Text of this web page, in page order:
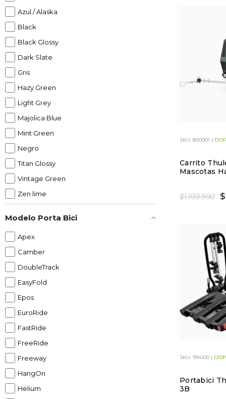
Specialized
Azul / Alaska
Black
Black Glossy
Dark Slate
Gris
Hazy Green
Light Grey
Majolica Blue
Mint Green
Negro
Titan Glossy
Vintage Green
Zen lime
Modelo Porta Bici
Apex
Camber
DoubleTrack
EasyFold
Epos
EuroRide
FastRide
FreeRide
Freeway
HangOn
Helium
SKU: 800001 |
Carrito
Mascotas
$1.199.990
SKU: 934100 |
Portabici
3B